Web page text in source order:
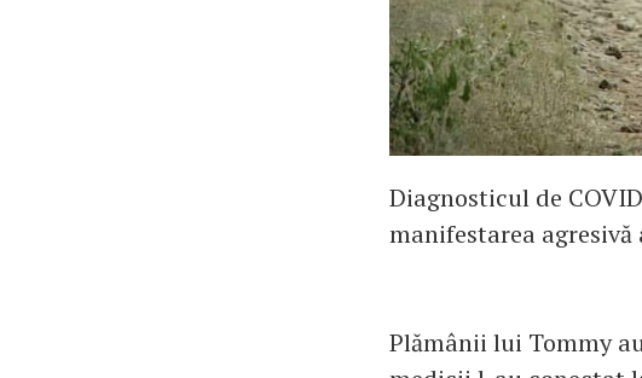
Diagnosticul de
manifestarea
Plămânii lui Tommy